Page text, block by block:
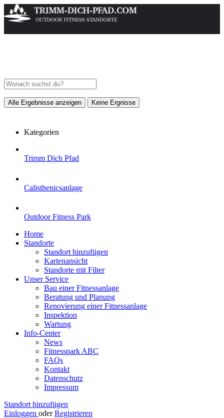
Alle Ergebnisse anzeigen Keine Ergnisse
Kategorien
Trimm Dich Pfad
Calisthenicsanlage
Outdoor Fitness Park
Home
Standorte
Standort hinzufügen
Kartenansicht
Standorte mit Filter
Unser Service
Bau einer Fitnessanlage
Beratung und Planung
Renovierung einer Fitnessanlage
Inspektion
Wartung
Info-Center
News
Fitnesspark ABC
FAQs
Kontakt
Datenschutz
Impressum
Standort hinzufügen
Einloggen oder Registrieren